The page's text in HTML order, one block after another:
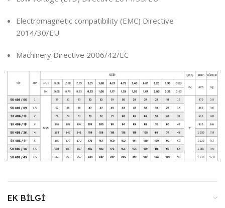
Electromagnetic compatibility (EMC) Directive
2014/30/EU
Machinery Directive 2006/42/EC
EK BILGI